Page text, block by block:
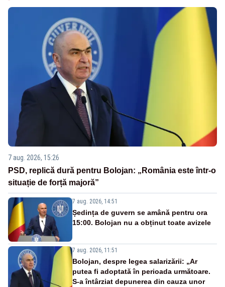
7 aug. 2026, 15:26
PSD, replică dură pentru Bolojan: „România este într-o
situație de forță majoră”
7 aug. 2026, 14:51
Ședința de guvern se amână pentru ora
15:00. Bolojan nu a obținut toate avizele
7 aug. 2026, 11:51
Bolojan, despre legea salarizării: „Ar
putea fi adoptată în perioada următoare.
S-a întârziat depunerea din cauza unor